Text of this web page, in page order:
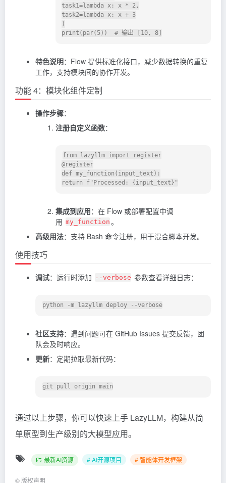
task1=lambda x: x * 2,
task2=lambda x: x + 3
)
特色说明：Flow 提供标准化接口，减少数据转换的重复
工作，支持模块间的协作开发。
功能 4：模块化组件定制
操作步骤：
注册自定义函数：
from lazyllm import register
@register
def my_function(input_text):
集成到应用：在 Flow 或部署配置中调
用 my_function 。
高级用法：支持 Bash 命令注册，用于混合脚本开发。
使用技巧
调试：运行时添加 --verbose 参数查看详细日志：
社区支持：遇到问题可在 GitHub Issues 提交反馈，团
队会及时响应。
更新：定期拉取最新代码：
通过以上步骤，你可以快速上手 LazyLLM，构建从简
单原型到生产级别的大模型应用。
最新AI资源 # AI开源项目 # 智能体开发框架
© 版权声明